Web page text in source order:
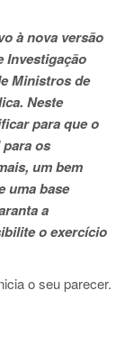
à nova versão
Investigação
Ministros de
Neste
para que o
os
um bem
uma base
a
o exercício
o seu parecer.